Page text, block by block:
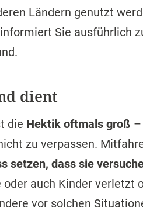
Ländern genutzt
Sie ausführlich
dient
die Hektik oftmals groß
zu verpassen.
setzen, dass sie
oder auch Kinder verletzt
vor solchen